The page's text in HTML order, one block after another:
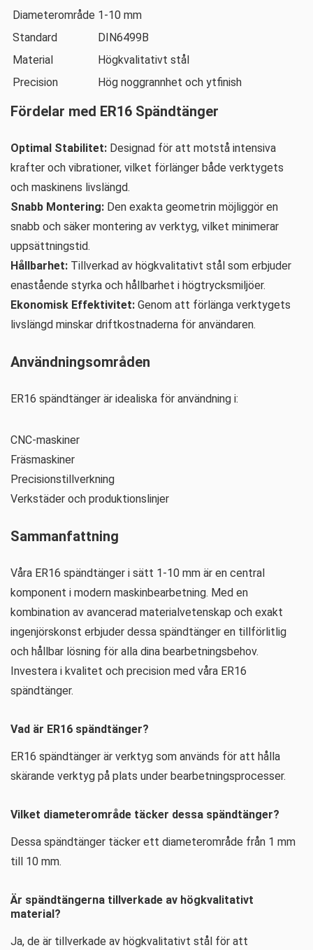
Diameterområde 1-10 mm
Standard
DIN6499B
Material
Högkvalitativt stål
Precision
Hög noggrannhet och ytfinish
Fördelar med ER16 Spändtänger
Optimal Stabilitet: Designad för att motstå intensiva
krafter och vibrationer, vilket förlänger både verktygets
och maskinens livslängd.
Snabb Montering: Den exakta geometrin möjliggör en
snabb och säker montering av verktyg, vilket minimerar
uppsättningstid.
Hållbarhet: Tillverkad av högkvalitativt stål som erbjuder
enastående styrka och hållbarhet i högtrycksmiljöer.
Ekonomisk Effektivitet: Genom att förlänga verktygets
livslängd minskar driftkostnaderna för användaren.
Användningsområden
ER16 spändtänger är idealiska för användning i:
CNC-maskiner
Fräsmaskiner
Precisionstillverkning
Verkstäder och produktionslinjer
Sammanfattning
Våra ER16 spändtänger i sätt 1-10 mm är en central
komponent i modern maskinbearbetning. Med en
kombination av avancerad materialvetenskap och exakt
ingenjörskonst erbjuder dessa spändtänger en tillförlitlig
och hållbar lösning för alla dina bearbetningsbehov.
Investera i kvalitet och precision med våra ER16
spändtänger.
Vad är ER16 spändtänger?
ER16 spändtänger är verktyg som används för att hålla
skärande verktyg på plats under bearbetningsprocesser.
Vilket diameterområde täcker dessa spändtänger?
Dessa spändtänger täcker ett diameterområde från 1 mm
till 10 mm.
Är spändtängerna tillverkade av högkvalitativt
material?
Ja, de är tillverkade av högkvalitativt stål för att